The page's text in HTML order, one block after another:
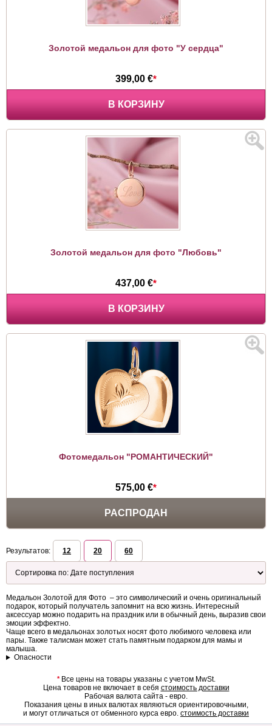
Золотой медальон для фото "У сердца"
399,00 €*
В КОРЗИНУ
Золотой медальон для фото "Любовь"
437,00 €*
В КОРЗИНУ
Фотомедальон "РОМАНТИЧЕСКИЙ"
575,00 €*
РАСПРОДАН
Результатов: 12 20 60
Медальон Золотой для Фото – это символический и очень оригинальный
подарок, который получатель запомнит на всю жизнь. Интересный
аксессуар можно подарить на праздник или в обычный день, выразив свои
эмоции эффектно.
Чаще всего в медальонах золотых носят фото любимого человека или
пары. Также талисман может стать памятным подарком для мамы и
малыша.
Опасности
*Все цены на товары указаны с учетом MwSt.
Цена товаров не включает в себя стоимость доставки
Рабочая валюта сайта - евро.
Показания цены в иных валютах являються ориентировочными,
и могут отличаться от обменного курса евро. стоимость доставки